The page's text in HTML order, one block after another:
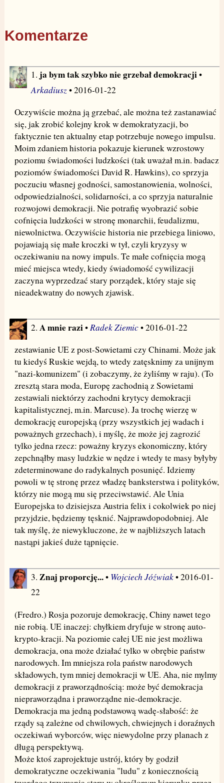
Komentarze
1. ja bym tak szybko nie grzebał demokracji•
Arkadiusz• 2016-01-22
Oczywiście można ją grzebać, ale można też zastanawiać
się, jak zrobić kolejny krok w demokratyzacji, bo
faktycznie ten aktualny etap potrzebuje nowego impulsu.
Moim zdaniem historia pokazuje kierunek wzrostowy
poziomu świadomości ludzkości (tak uważał m.in. badacz
poziomów świadomości David R. Hawkins), co sprzyja
poczuciu własnej godności, samostanowienia, wolności,
odpowiedzialności, solidarności, a co sprzyja naturalnie
rozwojowi demokracji. Nie potrafię wyobrazić sobie
cofnięcia ludzkości w stronę monarchii, feudalizmu,
niewolnictwa. Oczywiście historia nie przebiega liniowo,
pojawiają się małe kroczki w tył, czyli kryzysy w
oczekiwaniu na nowy impuls. Te małe cofnięcia mogą
mieć miejsca wtedy, kiedy świadomość cywilizacji
zaczyna wyprzedzać stary porządek, który staje się
nieadekwatny do nowych zjawisk.
2. A mnie razi•Radek Ziemic• 2016-01-22
zestawianie UE z post-Sowietami czy Chinami. Może jak
tu kiedyś Ruskie wejdą, to wtedy zatęsknimy za unijnym
"nazi-komunizem" (i zobaczymy, że żyliśmy w raju). (To
zresztą stara moda, Europę zachodnią z Sowietami
zestawiali niektórzy zachodni krytycy demokracji
kapitalistycznej, m.in. Marcuse). Ja trochę wierzę w
demokrację europejską (przy wszystkich jej wadach i
poważnych grzechach), i myślę, że może jej zagrozić
tylko jedna rzecz: poważny kryzys ekonomiczny, który
zepchnąłby masy ludzkie w nędze i wtedy te masy byłyby
zdeterminowane do radykalnych posunięć. Idziemy
powoli w tę stronę przez władzę banksterstwa i polityków,
którzy nie mogą mu się przeciwstawić. Ale Unia
Europejska to dzisiejsza Austria felix i cokolwiek po niej
przyjdzie, będziemy tęsknić. Najprawdopodobniej. Ale
tak myślę, że niewykluczone, że w najbliższych latach
nastąpi jakieś duże tąpnięcie.
3. Znaj proporcję...• Wojciech Jóźwiak• 2016-01-
22
(Fredro.) Rosja pozoruje demokrację, Chiny nawet tego
nie robią. UE inaczej: chyłkiem dryfuje w stronę auto-
krypto-kracji. Na poziomie całej UE nie jest możliwa
demokracja, ona może działać tylko w obrębie państw
narodowych. Im mniejsza rola państw narodowych
składowych, tym mniej demokracji w UE. Aha, nie mylmy
demokracji z praworządnością: może być demokracja
niepraworządna i praworządne nie-demokracje.
Demokracja ma jedną podstawową wadę-słabość: że
rządy są zależne od chwilowych, chwiejnych i doraźnych
oczekiwań wyborców, więc niewydolne przy planach z
długą perspektywą.
Może ktoś zaprojektuje ustrój, który by godził
demokratyczne oczekiwania "ludu" z koniecznością